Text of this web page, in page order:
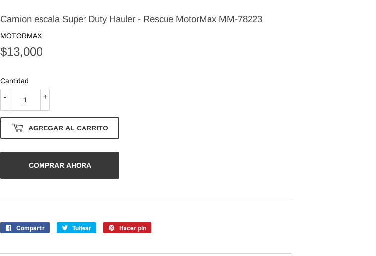
Camion escala Super Duty Hauler - Rescue MotorMax MM-78223
MOTORMAX
$13,000
Cantidad
+
-
AGREGAR AL CARRITO
COMPRAR AHORA
Compartir
CompartirTuitear
Tuitear Hacer pin